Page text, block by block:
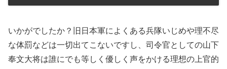
いかがでしたか？旧日本軍によくある兵隊いじめや理不尽
な体罰などは一切出てこないですし、司令官としての山下
奉文大将は誰にでも等しく優しく声をかける理想の上官的